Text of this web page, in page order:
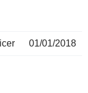
01/01/2018